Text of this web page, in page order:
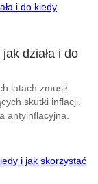
działa i do
latach zmusił
skutki inflacji.
antyinflacyjna.